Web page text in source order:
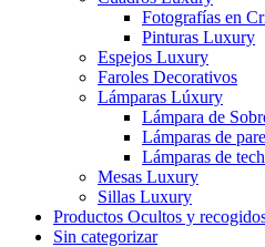
Fotografías en
Pinturas Luxury
Espejos Luxury
Faroles Decorativos
Lámparas Lúxury
Lámpara de
Lámparas de
Lámparas de
Mesas Luxury
Sillas Luxury
Productos Ocultos y
Sin categorizar